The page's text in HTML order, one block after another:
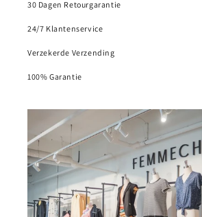
30 Dagen Retourgarantie
24/7 Klantenservice
Verzekerde Verzending
100% Garantie